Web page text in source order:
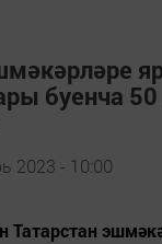
буенча
2023 - 10:00
Татарстан